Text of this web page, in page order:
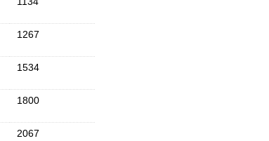
1267
1534
1800
2067